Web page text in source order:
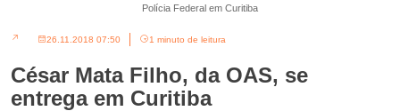
Polícia Federal em Curitiba
26.11.2018 07:50 1 minuto de leitura
César Mata Filho, da OAS, se
entrega em Curitiba